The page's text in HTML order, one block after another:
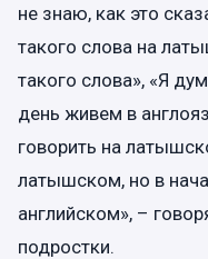
не знаю, как это
такого слова на
такого слова», «Я
день живем в
говорить на
латышском, но в
английском», –
подростки.